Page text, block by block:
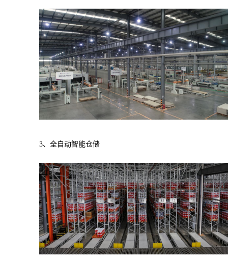
3、 全自动智能仓储